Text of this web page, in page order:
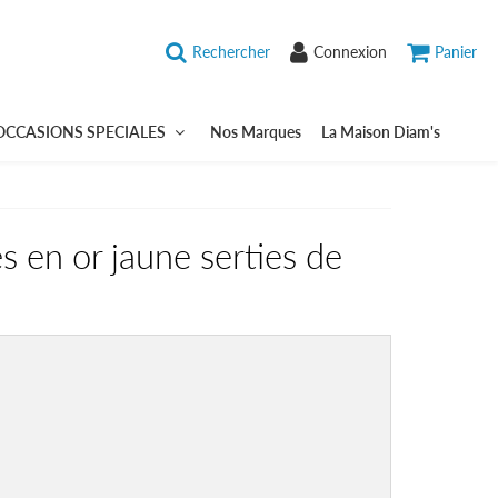
Rechercher Connexion Panier
SPECIALES Nos Marques La Maison Diam's
en or jaune serties de